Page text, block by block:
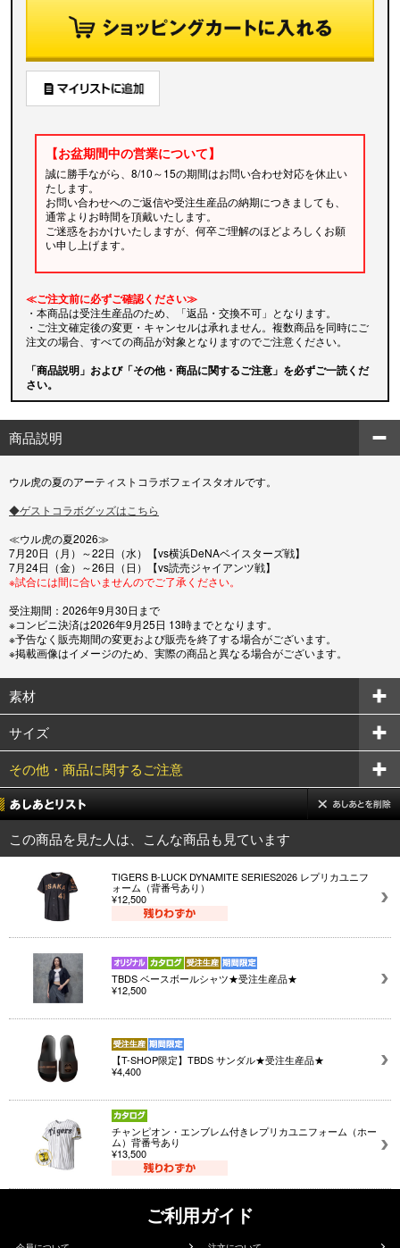
【お盆期間中の営業について】
誠に勝手ながら、8/10～15の期間はお問い合わせ対応を休止い
たします。
お問い合わせへのご返信や受注生産品の納期につきましても、
通常よりお時間を頂戴いたします。
ご迷惑をおかけいたしますが、何卒ご理解のほどよろしくお願
い申し上げます。
≪ご注文前に必ずご確認ください≫
・本商品は受注生産品のため、「返品・交換不可」となります。
・ご注文確定後の変更・キャンセルは承れません。複数商品を同時にご
注文の場合、すべての商品が対象となりますのでご注意ください。
「商品説明」および「その他・商品に関するご注意」を必ずご一読くだ
さい。
商品説明
ウル虎の夏のアーティストコラボフェイスタオルです。
◆ゲストコラボグッズはこちら
≪ウル虎の夏2026≫
7月20日（月）～22日（水）【vs横浜DeNAベイスターズ戦】
7月24日（金）～26日（日）【vs読売ジャイアンツ戦】
※試合には間に合いませんのでご了承ください。
受注期間：2026年9月30日まで
※コンビニ決済は2026年9月25日 13時までとなります。
※予告なく販売期間の変更および販売を終了する場合がございます。
※掲載画像はイメージのため、実際の商品と異なる場合がございます。
素材
サイズ
その他・商品に関するご注意
この商品を見た人は、こんな商品も見ています
TIGERS B-LUCK DYNAMITE SERIES2026 レプリカユニフ
ォーム（背番号あり）
¥12,500
TBDS ベースボールシャツ★受注生産品★
¥12,500
【T-SHOP限定】TBDS サンダル★受注生産品★
¥4,400
チャンピオン・エンブレム付きレプリカユニフォーム（ホー
ム）背番号あり
¥13,500
ご利用ガイド